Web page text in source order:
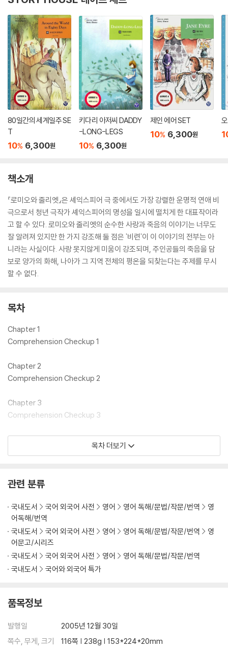
80일간의 세계일주 SE
T
10% 6,300원
키다리 아저씨 DADDY
-LONG-LEGS
10% 6,300원
제인 에어 SET
10% 6,300원
책소개
『로미오와 줄리엣』은 셰익스피어 극 중에서도 가장 강렬한 운명적 연애 비
극으로서 청년 극작가 셰익스피어의 명성을 일시에 떨치게 한 대표작이라
고 할 수 있다. 로미오와 줄리엣의 순수한 사랑과 죽음의 이야기는 너무도
잘 알려져 있지만 한 가지 강조해 둘 점은 '비련'이 이 이야기의 전부는 아
니라는 사실이다. 사랑 못지않게 미움이 강조되며, 주인공들의 죽음을 담
보로 양가의 화해, 나아가 그 지역 전체의 평온을 되찾는다는 주제를 무시
할 수 없다.
목차
Chapter 1
Comprehension Checkup 1
Chapter 2
Comprehension Checkup 2
Chapter 3
Comprehension Checkup 3
Chapter 4
Comprehension Checkup 4
목차 더보기
관련 분류
국내도서 국어 외국어 사전 영어 영어 독해/문법/작문/번역
영
어독해/번역
국내도서
국어 외국어 사전 영어 영어 독해/문법/작문/번역
영
어문고/시리즈
국내도서
국어 외국어 사전 영어
영어 독해/문법/작문/번역
국내도서
국어와 외국어 특가
품목정보
발행일
2005년 12월 30일
쪽수, 무게, 크기
116쪽 | 238g | 153*224*20mm